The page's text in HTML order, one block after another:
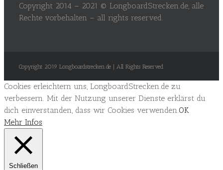
Copyright 2014 – 2021 © LongboardStrecken.de, alle
Rechte vorbehalten – all rights reserved.
Copyright 2019 Longboardstrecken.de | All Rights Reserved
Cookies erleichtern uns, LongboardStrecken.de zu
verbessern. Mit der Nutzung unserer Dienste erklärst du
dich einverstanden, dass wir Cookies verwenden. OK
Mehr Infos
Schließen